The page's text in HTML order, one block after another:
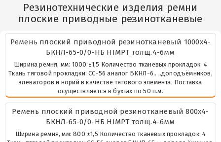
Резинотехнические изделия ремни
плоские приводные резинотканевые
Ремень плоский приводной резинотканевый 1000х4-
БКНЛ-65-0/0-НБ HIMPT толщ.4-6мм
Ширина ремня, мм: 1000 ±1,5 Количество тканевых прокладок: 4
Ткань тяговой прокладки: СС-56 аналог БКНЛ-6.. ..доподъёмников,
элеваторов и норий в качестве тягового элемента. Поставка
осуществляется в бухтах по 50 п.м.
Ремень плоский приводной резинотканевый 800х4-
БКНЛ-65-0/0-НБ HIMPT толщ.4-6мм
Ширина ремня, мм: 800 ±1,5 Количество тканевых прокладок: 4